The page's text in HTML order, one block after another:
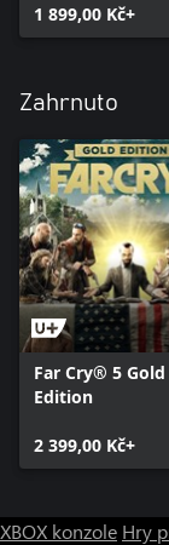
1 899,00 Kč+
Zahrnuto
Far Cry® 5 Gold
Edition
2 399,00 Kč+
XBOX konzole Hry